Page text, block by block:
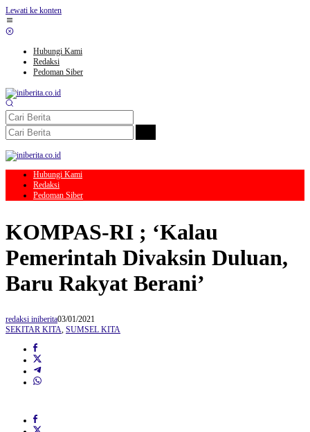
Lewati ke konten
Hubungi Kami
Redaksi
Pedoman Siber
Hubungi Kami
Redaksi
Pedoman Siber
KOMPAS-RI ; ‘Kalau
Pemerintah Divaksin Duluan,
Baru Rakyat Berani’
redaksi iniberita03/01/2021
SEKITAR KITA, SUMSEL KITA